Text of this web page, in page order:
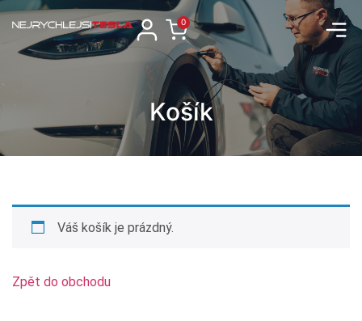
0
Košík
Váš košík je prázdný.
Zpět do obchodu